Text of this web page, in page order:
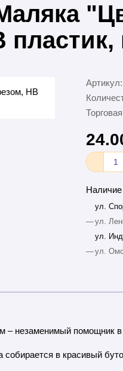
Артикул:
Наличие
ул.
—ул.
ул.
—ул.
незаменимый помощник в
в красивый